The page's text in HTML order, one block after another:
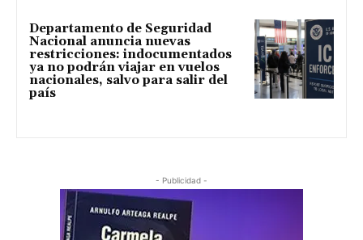
Departamento de Seguridad
Nacional anuncia nuevas
restricciones: indocumentados
ya no podrán viajar en vuelos
nacionales, salvo para salir del
país
- Publicidad -